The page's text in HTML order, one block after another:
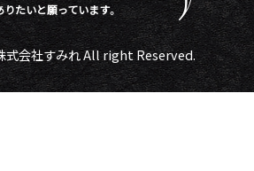
りたいと願っています。
会社すみれ All right Reserved.